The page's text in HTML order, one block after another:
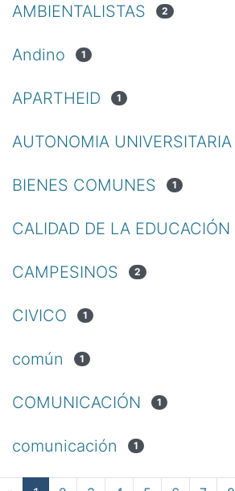
AMBIENTALISTAS 2
Andino 1
APARTHEID 1
AUTONOMIA UNIVERSITARIA
BIENES COMUNES 1
CALIDAD DE LA EDUCACIÓN
CAMPESINOS 2
CIVICO 1
común 1
COMUNICACIÓN 1
comunicación 1